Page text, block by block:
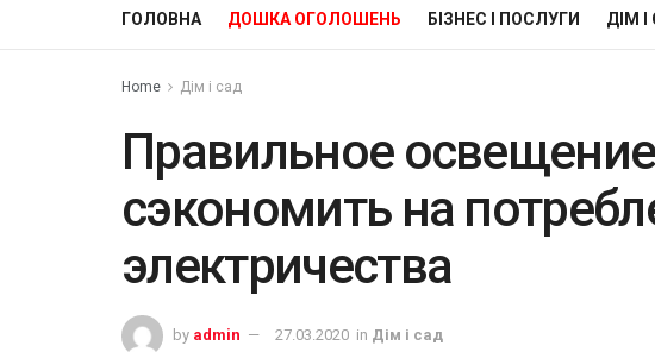
ГОЛОВНА ДОШКА ОГОЛОШЕНЬ БІЗНЕС І ПОСЛУГИ ДІМ
Home Дім і сад
Правильное
сэкономить на
электричества
by admin 27.03.2020 in Дім і сад